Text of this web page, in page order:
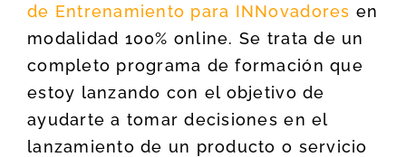
de Entrenamiento para INNovadores en
modalidad 100% online. Se trata de un
completo programa de formación que
estoy lanzando con el objetivo de
ayudarte a tomar decisiones en el
lanzamiento de un producto o servicio